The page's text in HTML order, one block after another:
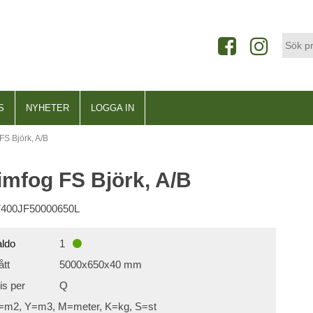
NYHETER LOGGA IN
Björk, A/B
FS Björk, A/B
1
5000x650x40 mm
per
Q
Y=m3, M=meter, K=kg, S=st